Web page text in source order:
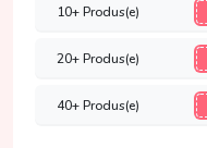
10+ Produs(e)
20+ Produs(e)
40+ Produs(e)